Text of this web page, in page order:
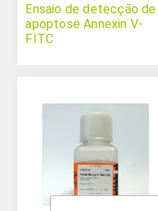
Ensaio de detecção de
apoptose Annexin V-
FITC